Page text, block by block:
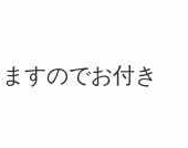
すのでお付き